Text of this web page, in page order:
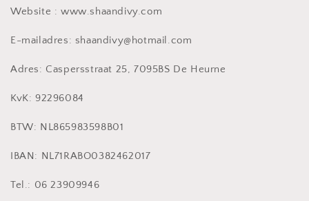
Website : www.shaandivy.com
E-mailadres: shaandivy@hotmail.com
Adres: Caspersstraat 25, 7095BS De Heurne
KvK: 92296084
BTW: NL865983598B01
IBAN: NL71RABO0382462017
Tel.: 06 23909946